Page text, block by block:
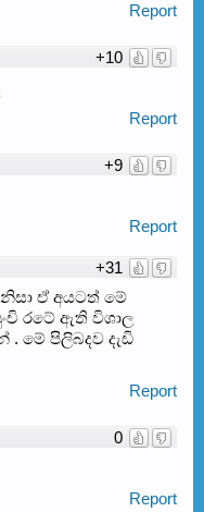
Report
+10
Report
+9
Report
+31
ඒ අයටත් මේ
රටේ ඇති විශාල
මේ පිලිබදව දැඩි
Report
0
Report